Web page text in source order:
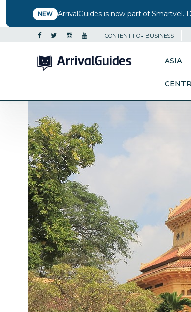
NEW ArrivalGuides is now part of Smartvel.
CONTENT FOR BUSINESS
ASIA